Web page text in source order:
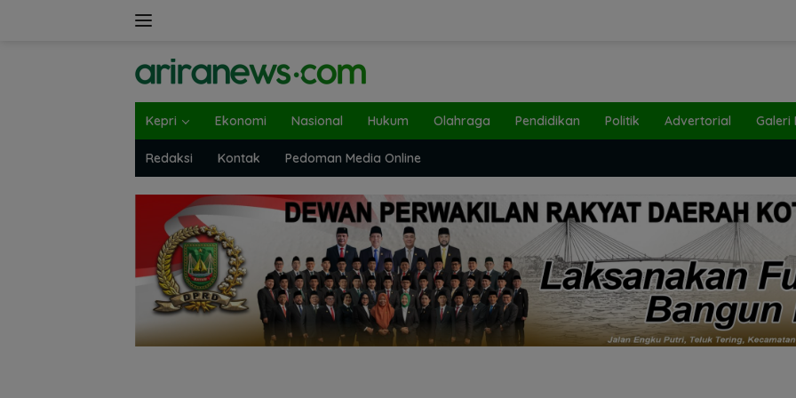
Kepri Ekonomi Nasional Hukum Olahraga Pendidikan Politik Advertorial Galeri
Redaksi Kontak Pedoman Media Online